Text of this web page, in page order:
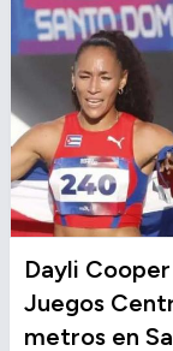
Dayli
Juegos
metros en